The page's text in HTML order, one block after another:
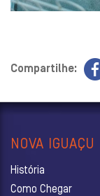
Compartilhe:
NOVA IGUAÇU
História
Como Chegar